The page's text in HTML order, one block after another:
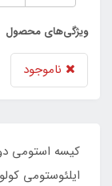
ویژگی‌های محصول
ناموجود
ایلئوستومی